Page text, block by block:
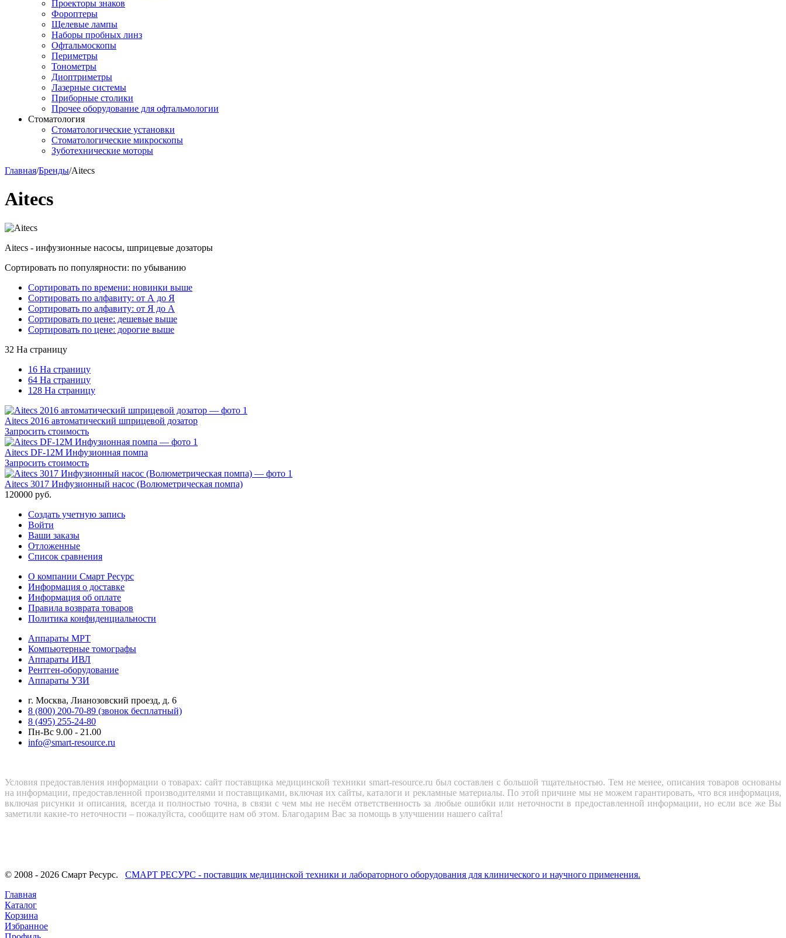
Проекторы знаков
Фороптеры
Щелевые лампы
Наборы пробных линз
Офтальмоскопы
Периметры
Тонометры
Диоптриметры
Лазерные системы
Приборные столики
Прочее оборудование для офтальмологии
Стоматология
Стоматологические установки
Стоматологические микроскопы
Зуботехнические моторы
Главная/Бренды/Aitecs
Aitecs
Aitecs - инфузионные насосы, шприцевые дозаторы
Сортировать по популярности: по убыванию
Сортировать по времени: новинки выше
Сортировать по алфавиту: от А до Я
Сортировать по алфавиту: от Я до А
Сортировать по цене: дешевые выше
Сортировать по цене: дорогие выше
32 На страницу
16 На страницу
64 На страницу
128 На страницу
Aitecs 2016 автоматический шприцевой дозатор
Запросить стоимость
Aitecs DF-12M Инфузионная помпа
Запросить стоимость
Aitecs 3017 Инфузионный насос (Волюметрическая помпа)
120000 руб.
Создать учетную запись
Войти
Ваши заказы
Отложенные
Список сравнения
О компании Смарт Ресурс
Информация о доставке
Информация об оплате
Правила возврата товаров
Политика конфиденциальности
Аппараты МРТ
Компьютерные томографы
Аппараты ИВЛ
Рентген-оборудование
Аппараты УЗИ
г. Москва, Лианозовский проезд, д. 6
8 (800) 200-70-89 (звонок бесплатный)
8 (495) 255-24-80
Пн-Вс 9.00 - 21.00
info@smart-resource.ru
Условия предоставления информации о товарах: сайт поставщика медицинской техники smart-resource.ru был составлен с большой тщательностью. Тем не менее, описания товаров основаны
на информации, предоставленной производителями и поставщиками, включая их сайты, каталоги и рекламные материалы. По этой причине мы не можем гарантировать, что вся информация,
включая рисунки и описания, всегда и полностью точна, в связи с чем мы не несём ответственность за любые ошибки или неточности в предоставленной информации, но если все же Вы
заметили какие-то неточности – пожалуйста, сообщите нам об этом. Благодарим Вас за помощь в улучшении нашего сайта!
© 2008 - 2026 Смарт Ресурс. СМАРТ РЕСУРС - поставщик медицинской техники и лабораторного оборудования для клинического и научного применения.
Главная
Каталог
Корзина
Избранное